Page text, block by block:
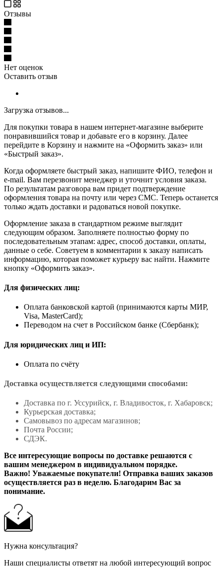
Отзывы
Нет оценок
Оставить отзыв
Загрузка отзывов...
Для покупки товара в нашем интернет-магазине выберите
понравившийся товар и добавьте его в корзину. Далее
перейдите в Корзину и нажмите на «Оформить заказ» или
«Быстрый заказ».
Когда оформляете быстрый заказ, напишите ФИО, телефон и
e-mail. Вам перезвонит менеджер и уточнит условия заказа.
По результатам разговора вам придет подтверждение
оформления товара на почту или через СМС. Теперь останется
только ждать доставки и радоваться новой покупке.
Оформление заказа в стандартном режиме выглядит
следующим образом. Заполняете полностью форму по
последовательным этапам: адрес, способ доставки, оплаты,
данные о себе. Советуем в комментарии к заказу написать
информацию, которая поможет курьеру вас найти. Нажмите
кнопку «Оформить заказ».
Для физических лиц:
Оплата банковской картой (принимаются карты МИР,
Visa, MasterCard);
Переводом на счет в Российском банке (Сбербанк);
Для юридических лиц и ИП:
Оплата по счёту
Доставка осуществляется следующими способами:
Доставка по г. Уссурийск, г. Владивосток, г. Хабаровск;
Курьерская доставка;
Самовывоз по адресам магазинов;
Почта России;
СДЭК.
Все интересующие вопросы по доставке решаются с
вашим менеджером в индивидуальном порядке.
Важно! Уважаемые покупатели! Отправка ваших заказов
осуществляется раз в неделю. Благодарим Вас за
понимание.
Нужна консультация?
Наши специалисты ответят на любой интересующий вопрос